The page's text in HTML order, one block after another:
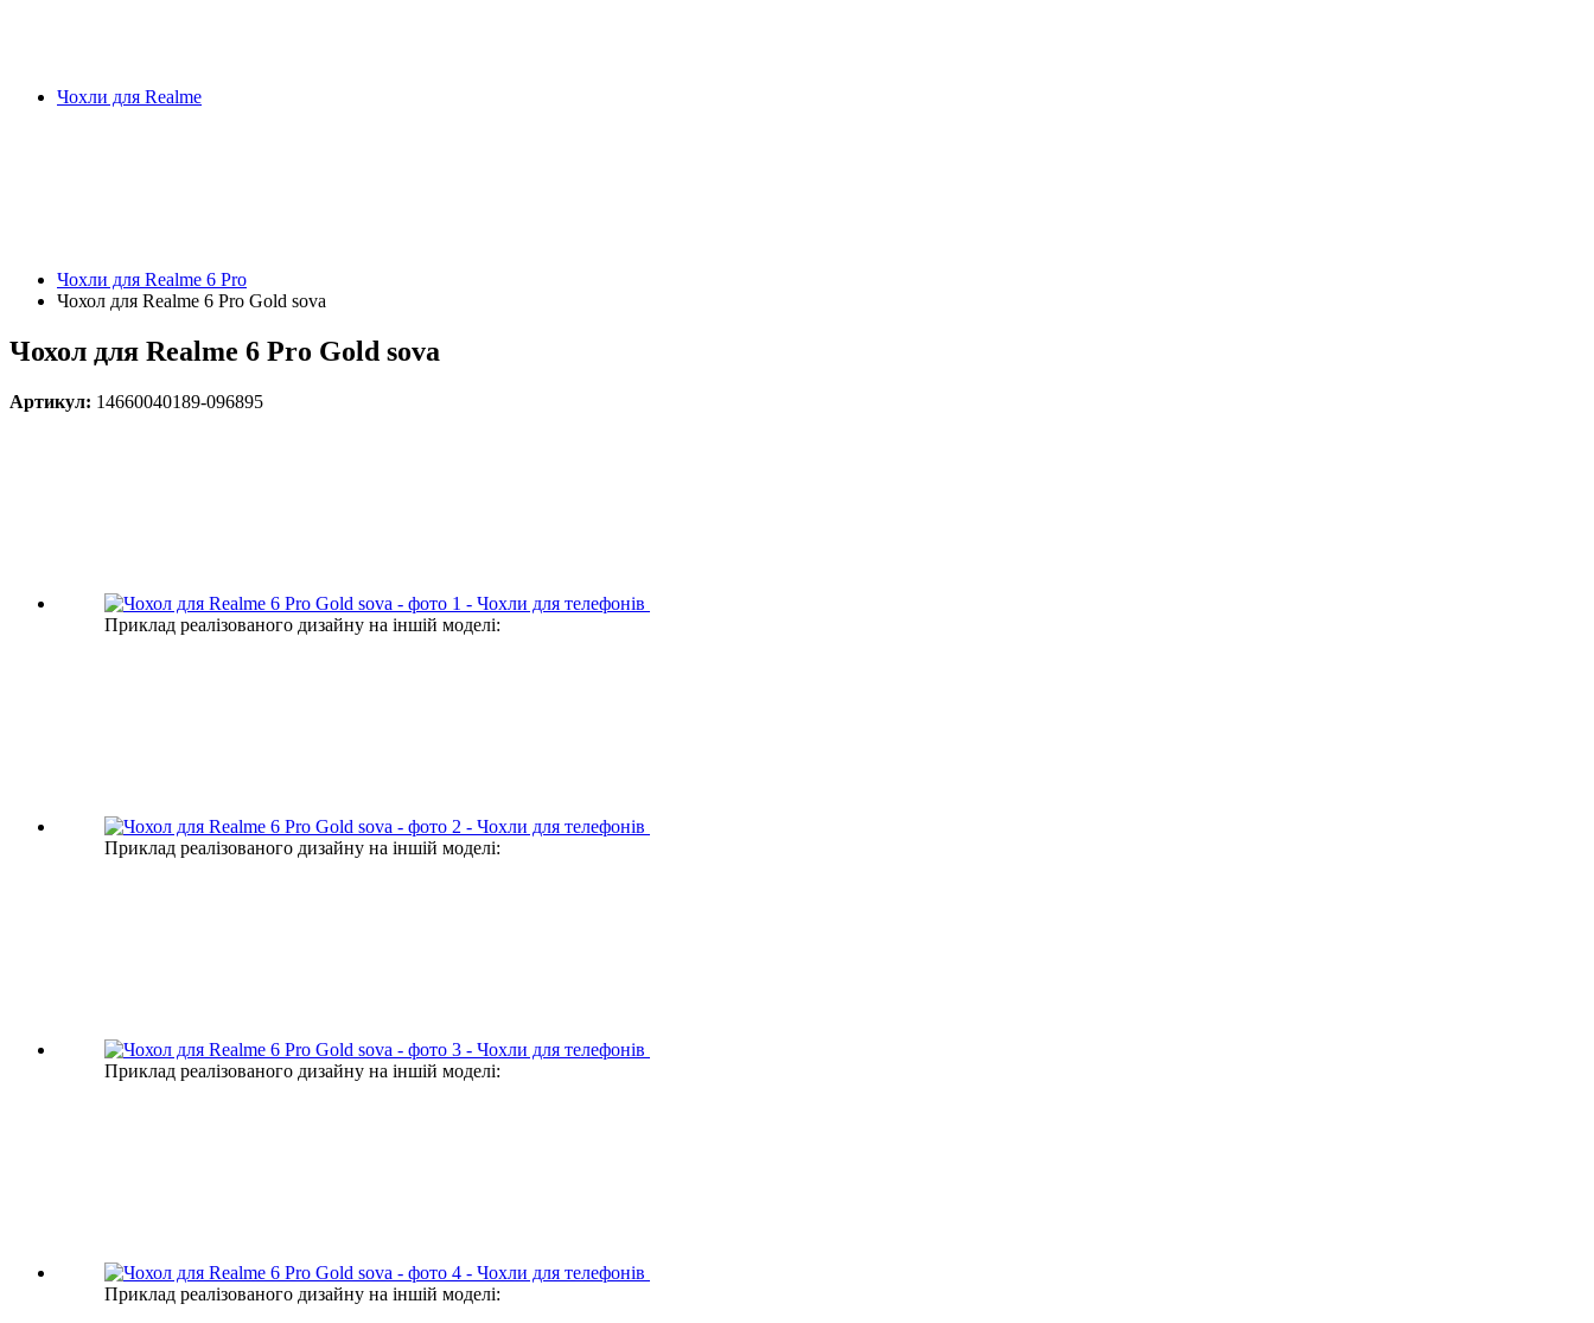
Чохли для Realme
Чохли для Realme 6 Pro
Чохол для Realme 6 Pro Gold sova
Чохол для Realme 6 Pro Gold sova
Артикул: 14660040189-096895
Приклад реалізованого дизайну на іншій моделі:
Приклад реалізованого дизайну на іншій моделі:
Приклад реалізованого дизайну на іншій моделі:
Приклад реалізованого дизайну на іншій моделі: